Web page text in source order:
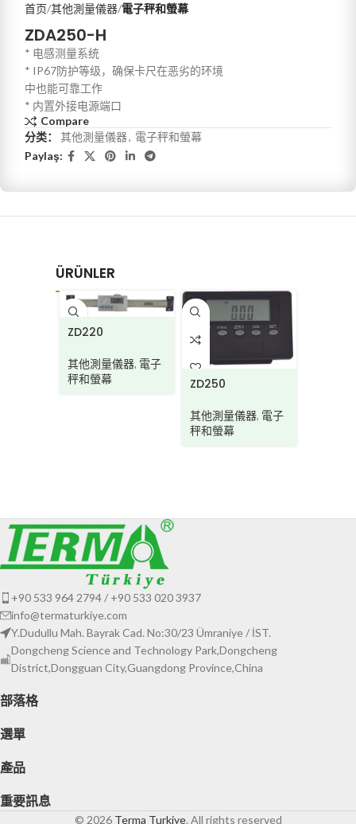
首页 其他測量儀器 電子秤和螢幕
ZDA250-H
* 电感测量系统
* IP67防护等级，确保卡尺在恶劣的环境
中也能可靠工作
* 内置外接电源端口
Compare
分类：
其他測量儀器, 電子秤和螢幕
Paylaş:
ÜRÜNLER
PD270-D
其他測量儀器,數位
量角器
+90 533 964 2794 / +90 533 020 3937
info@termaturkiye.com
Y.Dudullu Mah. Bayrak Cad. No:30/23 Ümraniye / İST.
Dongcheng Science and Technology Park,Dongcheng
District,Dongguan City,Guangdong Province,China
部落格
選單
產品
重要訊息
© 2026 Terma Turkiye. All rights reserved